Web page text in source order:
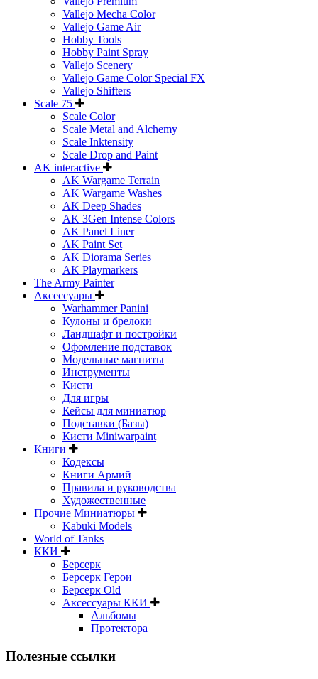
Vallejo Mecha Color
Vallejo Game Air
Hobby Tools
Hobby Paint Spray
Vallejo Scenery
Vallejo Game Color Special FX
Vallejo Shifters
Scale 75
Scale Color
Scale Metal and Alchemy
Scale Inktensity
Scale Drop and Paint
AK interactive
AK Wargame Terrain
AK Wargame Washes
AK Deep Shades
AK 3Gen Intense Colors
AK Panel Liner
AK Paint Set
AK Diorama Series
AK Playmarkers
The Army Painter
Аксессуары
Warhammer Panini
Кулоны и брелоки
Ландшафт и постройки
Офомление подставок
Модельные магниты
Инструменты
Кисти
Для игры
Кейсы для миниатюр
Подставки (Базы)
Кисти Miniwarpaint
Книги
Кодексы
Книги Армий
Правила и руководства
Художественные
Прочие Миниатюры
Kabuki Models
World of Tanks
ККИ
Берсерк
Берсерк Герои
Берсерк Old
Аксессуары ККИ
Альбомы
Протектора
Полезные ссылки